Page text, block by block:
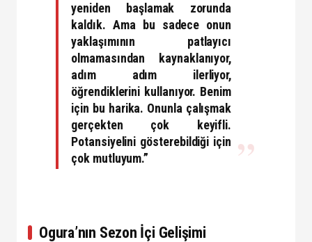
yeniden başlamak zorunda
kaldık. Ama bu sadece onun
yaklaşımının patlayıcı
olmamasından kaynaklanıyor,
adım adım ilerliyor,
öğrendiklerini kullanıyor. Benim
için bu harika. Onunla çalışmak
gerçekten çok keyifli.
Potansiyelini gösterebildiği için
çok mutluyum.”
Ogura’nın Sezon İçi Gelişimi